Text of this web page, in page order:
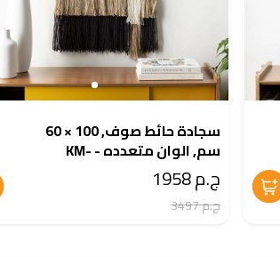
سجادة حائط صوف, 100 × 60
سم, الوان متعدده - KM-
EG175-389
ج.م 1958
ج.م 3497